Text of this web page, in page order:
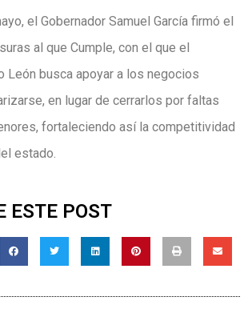
el Gobernador Samuel García firmó el
al que Cumple, con el que el
León busca apoyar a los negocios
en lugar de cerrarlos por faltas
fortaleciendo así la competitividad
estado.
ESTE POST